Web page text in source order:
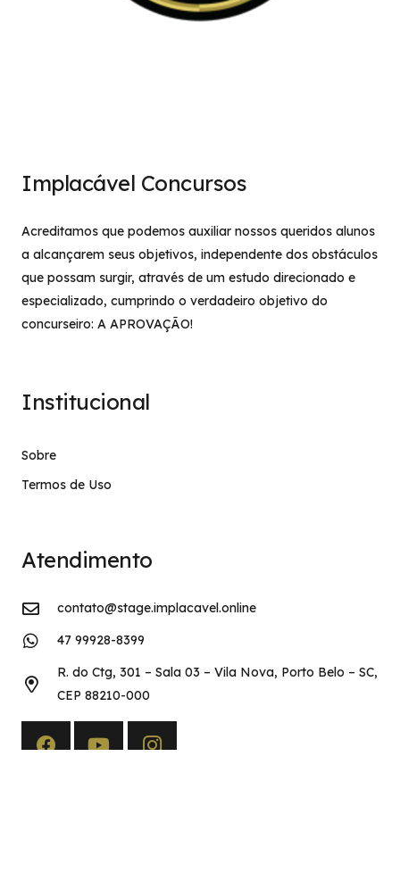
Implacável Concursos
Acreditamos que podemos auxiliar nossos queridos alunos
a alcançarem seus objetivos, independente dos obstáculos
que possam surgir, através de um estudo direcionado e
especializado, cumprindo o verdadeiro objetivo do
concurseiro: A APROVAÇÃO!
Institucional
Sobre
Termos de Uso
Atendimento
contato@stage.implacavel.online
47 99928-8399
R. do Ctg, 301 – Sala 03 – Vila Nova, Porto Belo – SC,
CEP 88210-000